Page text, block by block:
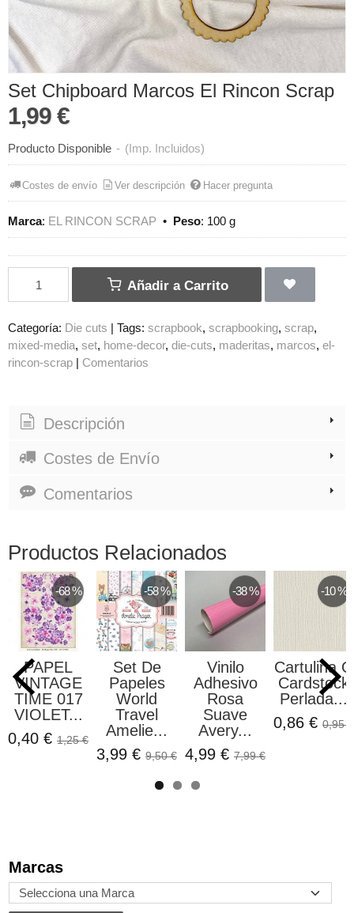
Marcas
Set Chipboard Marcos El Rincon Scrap
1,99 €
Producto Disponible - (Imp. Incluidos)
Costes de envío Ver descripción Hacer pregunta
Marca: EL RINCON SCRAP • Peso: 100 g
Añadir a Carrito
Categoría: Die cuts Tags: scrapbook scrapbooking scrap
mixed-media set home-decor die-cuts maderitas marcos el-
rincon-scrap
Comentarios
Descripción
Costes de Envío
Comentarios
Productos Relacionados
-68 %
017
€1,25 €
-58 %
Set De
Papeles
World
Travel
Amelie...
3,99 €9,50 €
-38 %
Vinilo
Adhesivo
Rosa
Suave
Avery...
4,99 €7,99 €
-10 %
Cartulina O
Cardstock
Perlada...
0,86 €0,95 €